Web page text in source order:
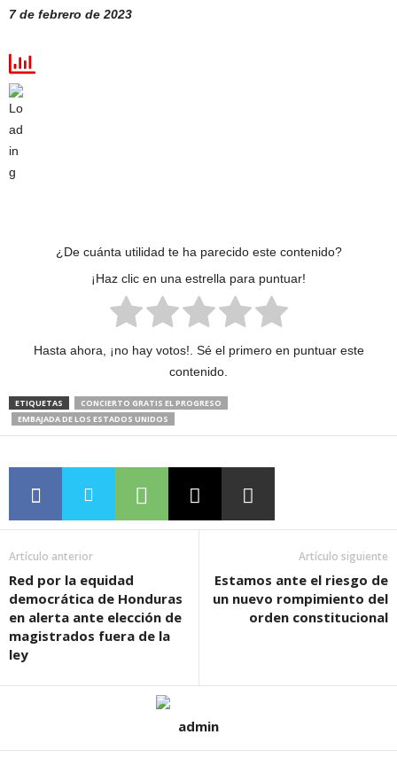
7 de febrero de 2023
¿De cuánta utilidad te ha parecido este contenido?
¡Haz clic en una estrella para puntuar!
Hasta ahora, ¡no hay votos!. Sé el primero en puntuar este
contenido.
ETIQUETAS
CONCIERTO GRATIS EL PROGRESO
EMBAJADA DE LOS ESTADOS UNIDOS
Artículo anterior
Red por la equidad
democrática de Honduras
en alerta ante elección de
magistrados fuera de la
ley
Artículo siguiente
Estamos ante el riesgo de
un nuevo rompimiento del
orden constitucional
admin